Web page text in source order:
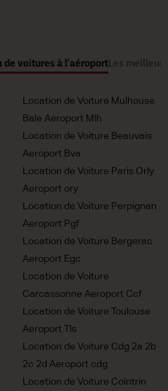
de voitures à l'aéroportLes
Location de Voiture Mulhouse
Bale Aeroport Mlh
Location de Voiture Beauvais
Aeroport Bva
Location de Voiture Paris Orly
Aeroport ory
Location de Voiture Perpignan
Aeroport Pgf
Location de Voiture Bergerac
Aeroport Egc
Location de Voiture
Carcassonne Aeroport Ccf
Location de Voiture Toulouse
Aeroport Tls
Location de Voiture Cdg 2a 2b
2c 2d Aeroport cdg
Location de Voiture Cointrin